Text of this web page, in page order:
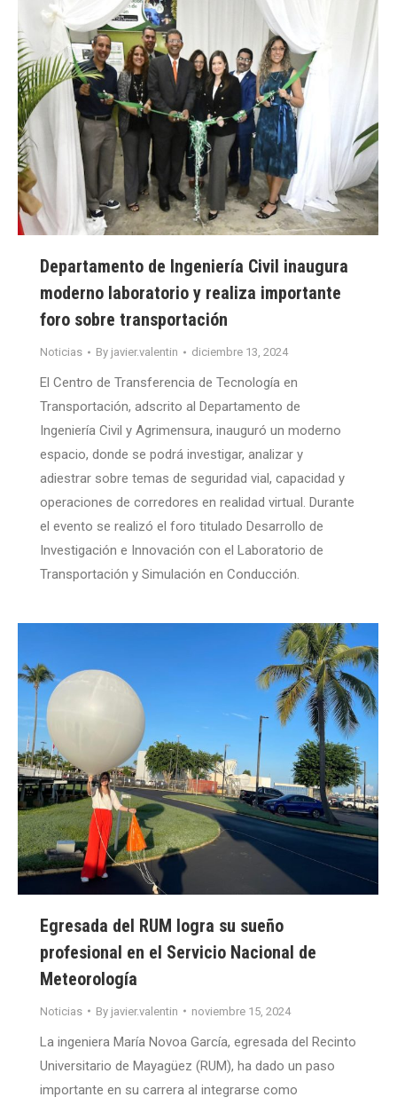
Departamento de Ingeniería Civil inaugura
moderno laboratorio y realiza importante
foro sobre transportación
Noticias By javier.valentin diciembre 13, 2024
El Centro de Transferencia de Tecnología en
Transportación, adscrito al Departamento de
Ingeniería Civil y Agrimensura, inauguró un moderno
espacio, donde se podrá investigar, analizar y
adiestrar sobre temas de seguridad vial, capacidad y
operaciones de corredores en realidad virtual. Durante
el evento se realizó el foro titulado Desarrollo de
Investigación e Innovación con el Laboratorio de
Transportación y Simulación en Conducción.
Egresada del RUM logra su sueño
profesional en el Servicio Nacional de
Meteorología
Noticias By javier.valentin noviembre 15, 2024
La ingeniera María Novoa García, egresada del Recinto
Universitario de Mayagüez (RUM), ha dado un paso
importante en su carrera al integrarse como